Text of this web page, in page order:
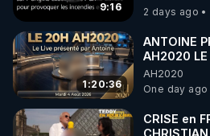
code : REGENERE10
▶ 30 jours gratuit sur
de bien-être ENVOL :
Rendez-vous sur https://
le code : REGENERE
9:16 ?
2 days ago
1:20:36
ANTOINE
AH2020 LE
04/08/
GRAND
MARCHE 📷
AH2020
One day ago
CRISE en